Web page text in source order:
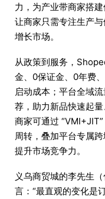
力，为产业带商家搭
让商家只需专注生产
增长市场。
从政策到服务，
金、0保证金、0年费
启动成本；平台全域
荐，助力新品快速起
商家可通过
周转，叠加平台专属
提升市场竞争力。
义乌商贸城的李先生
言：“最直观的变化是